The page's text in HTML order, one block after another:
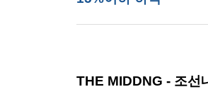
THE MIDDNG - 조선